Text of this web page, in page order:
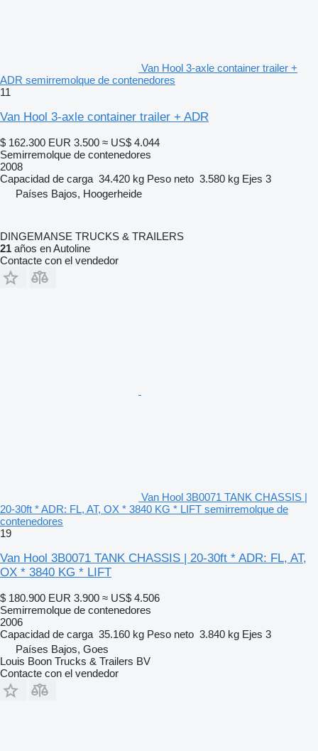
Van Hool 3-axle container trailer +
ADR semirremolque de contenedores
11
Van Hool 3-axle container trailer + ADR
$ 162.300 EUR 3.500 ≈ US$ 4.044
Semirremolque de contenedores
2008
Capacidad de carga 34.420 kg Peso neto 3.580 kg Ejes 3
Países Bajos, Hoogerheide
DINGEMANSE TRUCKS & TRAILERS
21 años en Autoline
Contacte con el vendedor
Van Hool 3B0071 TANK CHASSIS |
20-30ft * ADR: FL, AT, OX * 3840 KG * LIFT semirremolque de
contenedores
19
Van Hool 3B0071 TANK CHASSIS | 20-30ft * ADR: FL, AT,
OX * 3840 KG * LIFT
$ 180.900 EUR 3.900 ≈ US$ 4.506
Semirremolque de contenedores
2006
Capacidad de carga 35.160 kg Peso neto 3.840 kg Ejes 3
Países Bajos, Goes
Louis Boon Trucks & Trailers BV
Contacte con el vendedor